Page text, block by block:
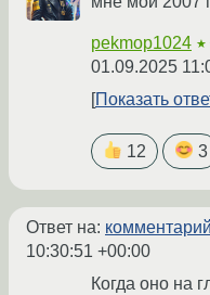
pekmop1024
01.09.2025
Показать
12 3
Ответ на: комментарий
10:30:51 +00:00
Когда оно на